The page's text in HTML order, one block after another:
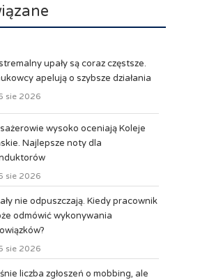
upały są coraz częstsze.
apelują o szybsze działania
sie 2026
wysoko oceniają Koleje
Najlepsze noty dla
sie 2026
nie odpuszczają. Kiedy pracownik
odmówić wykonywania
sie 2026
liczba zgłoszeń o mobbing, ale